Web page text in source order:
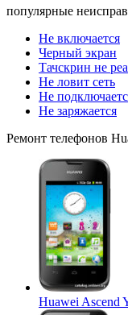
популярные
Не включается
Черный экран
Тачскрин не
Не ловит сеть
Не
Не заряжается
Ремонт телефонов
Huawei Ascend